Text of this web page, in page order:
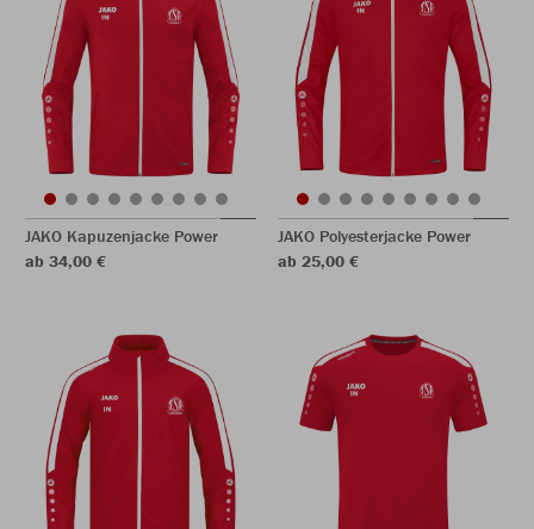
JAKO Kapuzenjacke Power
ab 34,00 €
JAKO Polyesterjacke Power
ab 25,00 €